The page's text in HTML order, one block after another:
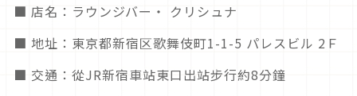
■ 店名：ラウンジバー・ クリシュナ
■ 地址：東京都新宿区歌舞伎町1-1-5 パレスビル 2Ｆ
■ 交通：從JR新宿車站東口出站步行約8分鐘